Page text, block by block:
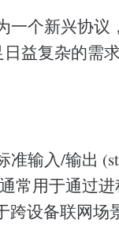
一个新兴协
益复杂的需求
准输入/输出
常用于通过
设备联网场